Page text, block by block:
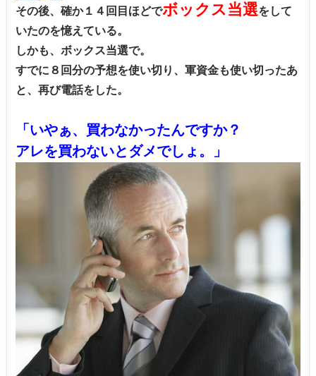
その後、確か１４回目ほどでボックス当選をして
いたのを憶えている。
しかも、ボックス当選で。
すでに８回分の予想を使い切り、軍資金も使い切ったあ
と、再び電話をした。
「いやぁ、買わなかったんですか？
アレを買わないとダメでしょ。」